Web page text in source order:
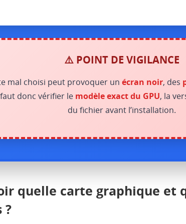
⚠️ POINT DE VIGILANCE
mal choisi peut provoquer un écran noir, des
faut donc vérifier le modèle exact du GPU, la
du fichier avant l’installation.
quelle carte graphique et
?